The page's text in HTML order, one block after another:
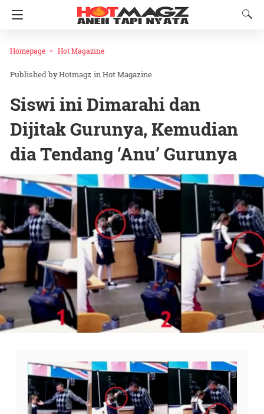
Homepage Hot Magazine
Hotmagz inHot Magazine
Siswi ini Dimarahi dan
Dijitak Gurunya, Kemudian
dia Tendang ‘Anu’ Gurunya